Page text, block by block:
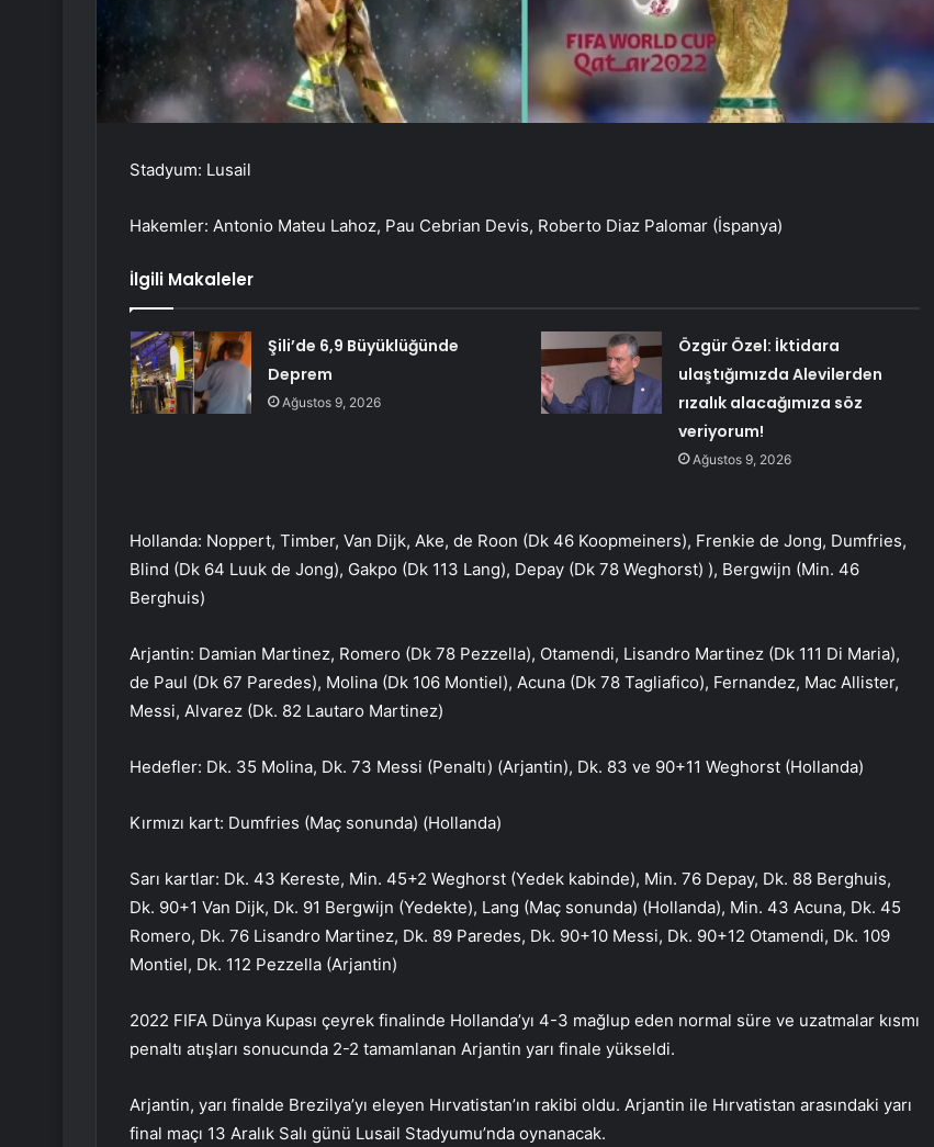
Stadyum: Lusail
Hakemler: Antonio Mateu Lahoz, Pau Cebrian Devis, Roberto Diaz Palomar (İspanya)
İlgili Makaleler
Şili’de 6,9 Büyüklüğünde
Deprem
Ağustos 9, 2026
Özgür Özel: İktidara
ulaştığımızda Alevilerden
rızalık alacağımıza söz
veriyorum!
Ağustos 9, 2026
Hollanda: Noppert, Timber, Van Dijk, Ake, de Roon (Dk 46 Koopmeiners), Frenkie de Jong, Dumfries,
Blind (Dk 64 Luuk de Jong), Gakpo (Dk 113 Lang), Depay (Dk 78 Weghorst) ), Bergwijn (Min. 46
Berghuis)
Arjantin: Damian Martinez, Romero (Dk 78 Pezzella), Otamendi, Lisandro Martinez (Dk 111 Di Maria),
de Paul (Dk 67 Paredes), Molina (Dk 106 Montiel), Acuna (Dk 78 Tagliafico), Fernandez, Mac Allister,
Messi, Alvarez (Dk. 82 Lautaro Martinez)
Hedefler: Dk. 35 Molina, Dk. 73 Messi (Penaltı) (Arjantin), Dk. 83 ve 90+11 Weghorst (Hollanda)
Kırmızı kart: Dumfries (Maç sonunda) (Hollanda)
Sarı kartlar: Dk. 43 Kereste, Min. 45+2 Weghorst (Yedek kabinde), Min. 76 Depay, Dk. 88 Berghuis,
Dk. 90+1 Van Dijk, Dk. 91 Bergwijn (Yedekte), Lang (Maç sonunda) (Hollanda), Min. 43 Acuna, Dk. 45
Romero, Dk. 76 Lisandro Martinez, Dk. 89 Paredes, Dk. 90+10 Messi, Dk. 90+12 Otamendi, Dk. 109
Montiel, Dk. 112 Pezzella (Arjantin)
2022 FIFA Dünya Kupası çeyrek finalinde Hollanda’yı 4-3 mağlup eden normal süre ve uzatmalar kısmı
penaltı atışları sonucunda 2-2 tamamlanan Arjantin yarı finale yükseldi.
Arjantin, yarı finalde Brezilya’yı eleyen Hırvatistan’ın rakibi oldu. Arjantin ile Hırvatistan arasındaki yarı
final maçı 13 Aralık Salı günü Lusail Stadyumu’nda oynanacak.